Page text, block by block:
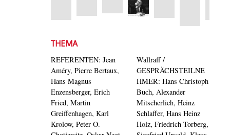
THEMA
REFERENTEN: Jean
Améry, Pierre Bertaux,
Hans Magnus
Enzensberger, Erich
Fried, Martin
Greiffenhagen, Karl
Krolow, Peter O.
Wallraff /
GESPRÄCHSTEILNE
HMER: Hans Christoph
Buch, Alexander
Mitscherlich, Heinz
Schlaffer, Hans Heinz
Holz, Friedrich Torberg,